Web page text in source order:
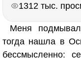
1312 тыс.
Меня
тогда нашла в
бессмысленно: